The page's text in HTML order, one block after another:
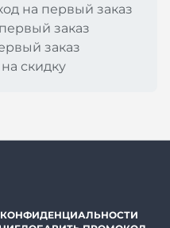
на первый заказ
заказ
заказ
скидку